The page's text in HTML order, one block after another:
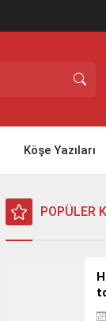
Köşe Yazıları
POPÜLER